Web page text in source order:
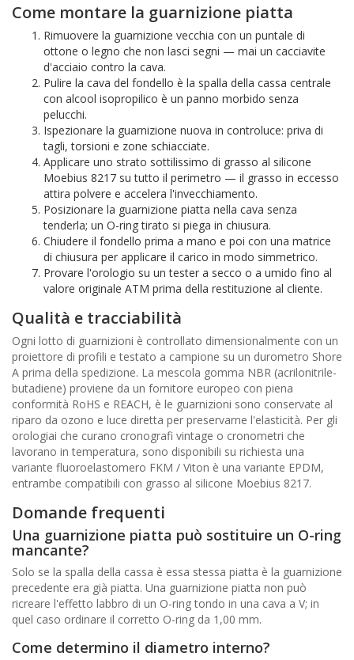
Come montare la guarnizione piatta
Rimuovere la guarnizione vecchia con un puntale di
ottone o legno che non lasci segni — mai un cacciavite
d'acciaio contro la cava.
Pulire la cava del fondello è la spalla della cassa centrale
con alcool isopropilico è un panno morbido senza
pelucchi.
Ispezionare la guarnizione nuova in controluce: priva di
tagli, torsioni e zone schiacciate.
Applicare uno strato sottilissimo di grasso al silicone
Moebius 8217 su tutto il perimetro — il grasso in eccesso
attira polvere e accelera l'invecchiamento.
Posizionare la guarnizione piatta nella cava senza
tenderla; un O-ring tirato si piega in chiusura.
Chiudere il fondello prima a mano e poi con una matrice
di chiusura per applicare il carico in modo simmetrico.
Provare l'orologio su un tester a secco o a umido fino al
valore originale ATM prima della restituzione al cliente.
Qualità e tracciabilità
Ogni lotto di guarnizioni è controllato dimensionalmente con un
proiettore di profili e testato a campione su un durometro Shore
A prima della spedizione. La mescola gomma NBR (acrilonitrile-
butadiene) proviene da un fornitore europeo con piena
conformità RoHS e REACH, è le guarnizioni sono conservate al
riparo da ozono e luce diretta per preservarne l'elasticità. Per gli
orologiai che curano cronografi vintage o cronometri che
lavorano in temperatura, sono disponibili su richiesta una
variante fluoroelastomero FKM / Viton è una variante EPDM,
entrambe compatibili con grasso al silicone Moebius 8217.
Domande frequenti
Una guarnizione piatta può sostituire un O-ring
mancante?
Solo se la spalla della cassa è essa stessa piatta è la guarnizione
precedente era già piatta. Una guarnizione piatta non può
ricreare l'effetto labbro di un O-ring tondo in una cava a V; in
quel caso ordinare il corretto O-ring da 1,00 mm.
Come determino il diametro interno?